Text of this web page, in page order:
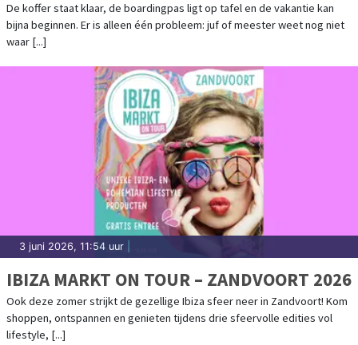
De koffer staat klaar, de boardingpas ligt op tafel en de vakantie kan
bijna beginnen. Er is alleen één probleem: juf of meester weet nog niet
waar [...]
3 juni 2026, 11:54 uur
IBIZA MARKT ON TOUR – ZANDVOORT 2026
Ook deze zomer strijkt de gezellige Ibiza sfeer neer in Zandvoort! Kom
shoppen, ontspannen en genieten tijdens drie sfeervolle edities vol
lifestyle, [...]